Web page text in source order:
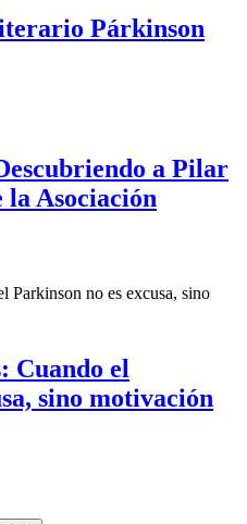
Párkinson
a Pilar
la Asociación
Cuando el
sino motivación